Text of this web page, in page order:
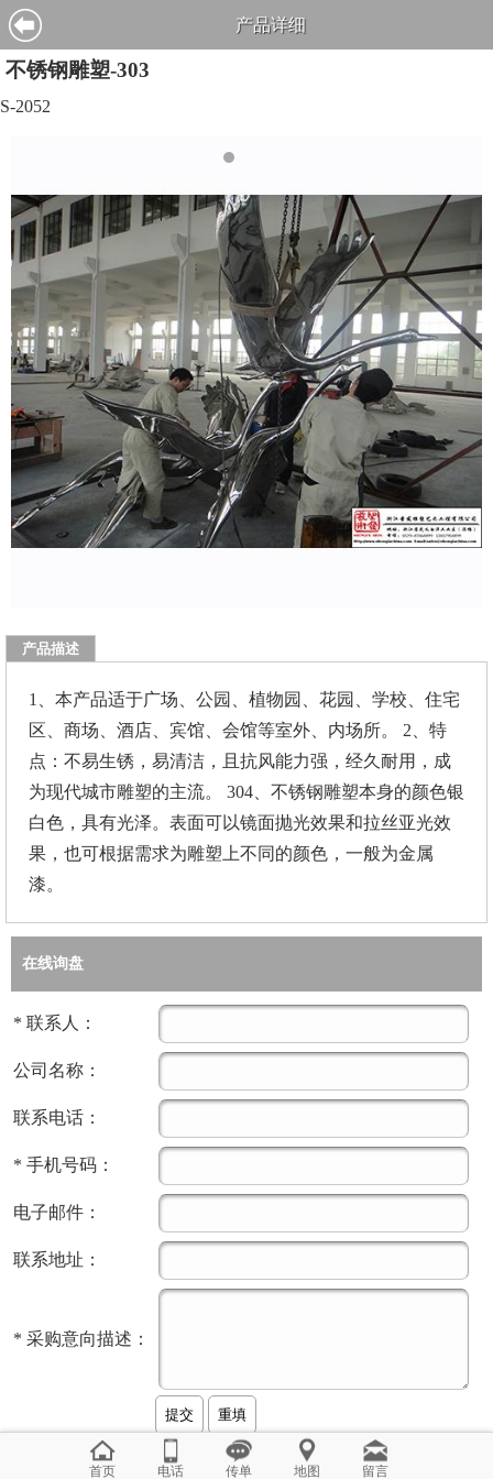
产品详细
不锈钢雕塑-303
S-2052
产品描述
1、本产品适于广场、公园、植物园、花园、学校、住宅
区、商场、酒店、宾馆、会馆等室外、内场所。 2、特
点：不易生锈，易清洁，且抗风能力强，经久耐用，成
为现代城市雕塑的主流。 304、不锈钢雕塑本身的颜色银
白色，具有光泽。表面可以镜面抛光效果和拉丝亚光效
果，也可根据需求为雕塑上不同的颜色，一般为金属
漆。
在线询盘
* 联系人：
公司名称：
联系电话：
* 手机号码：
电子邮件：
联系地址：
* 采购意向描述：
首页 电话 传单 地图 留言